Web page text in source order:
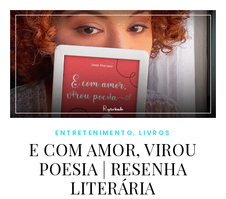
ENTRETENIMENTO, LIVROS
E COM AMOR, VIROU
POESIA | RESENHA
LITERÁRIA